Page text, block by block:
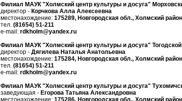
Филиал МАУК "Холмский центр культуры и досуга"
директор - Корчкова Алла Алексеевна
местонахождение: 175289, Новгородская обл., Холмский
тел. (81654) 51-211
e-mail: rdkholm@yandex.ru
Филиал МАУК "Холмский центр культуры и досуга"
директор - Дягилева Наталья Анатольевна
местонахождение: 175284, Новгородская обл., Холмский
тел. (81654) 51-211
e-mail: rdkholm@yandex.ru
Филиал МАУК "Холмский центр культуры и досуга"
заведующая - Егорова Татьяна Александровна
местонахождение: 175286, Новгородская обл., Холмский